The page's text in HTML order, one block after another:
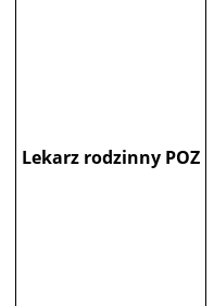
Lekarz rodzinny POZ